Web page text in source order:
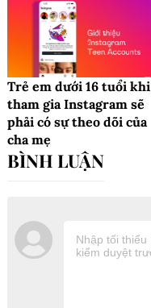
Trẻ em dưới 16 tuổi khi
tham gia Instagram sẽ
phải có sự theo dõi của
cha mẹ